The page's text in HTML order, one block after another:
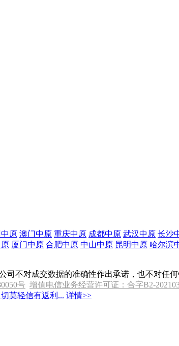
原 澳门中原 重庆中原 成都中原 武汉中原 长沙
厦门中原 合肥中原 中山中原 昆明中原 哈尔滨
不对成交数据的准确性作出承诺，也不对任
号 增值电信业务经营许可证：合字B2-
莫轻信有返利... 详情>>